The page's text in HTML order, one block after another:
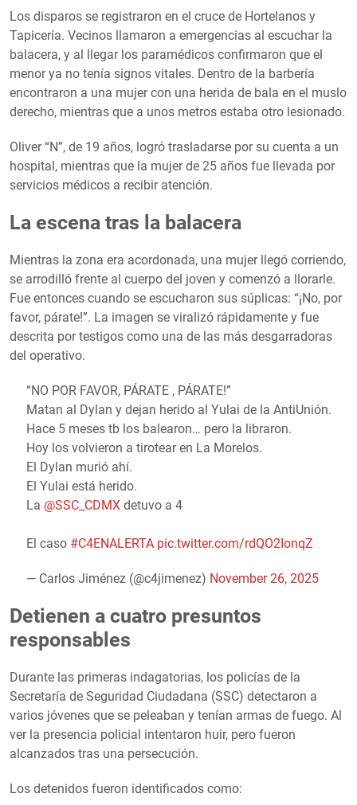
Los disparos se registraron en el cruce de Hortelanos y
Tapicería. Vecinos llamaron a emergencias al escuchar la
balacera, y al llegar los paramédicos confirmaron que el
menor ya no tenía signos vitales. Dentro de la barbería
encontraron a una mujer con una herida de bala en el muslo
derecho, mientras que a unos metros estaba otro lesionado.
Oliver “N”, de 19 años, logró trasladarse por su cuenta a un
hospital, mientras que la mujer de 25 años fue llevada por
servicios médicos a recibir atención.
La escena tras la balacera
Mientras la zona era acordonada, una mujer llegó corriendo,
se arrodilló frente al cuerpo del joven y comenzó a llorarle.
Fue entonces cuando se escucharon sus súplicas: “¡No, por
favor, párate!”. La imagen se viralizó rápidamente y fue
descrita por testigos como una de las más desgarradoras
del operativo.
“NO POR FAVOR, PÁRATE , PÁRATE!”
Matan al Dylan y dejan herido al Yulai de la AntiUnión.
Hace 5 meses tb los balearon… pero la libraron.
Hoy los volvieron a tirotear en La Morelos.
El Dylan murió ahí.
El Yulai está herido.
La @SSC_CDMXdetuvo a 4
El caso #C4ENALERTA pic.twitter.com/rdQO2IonqZ
— Carlos Jiménez (@c4jimenez) November 26, 2025
Detienen a cuatro presuntos
responsables
Durante las primeras indagatorias, los policías de la
Secretaría de Seguridad Ciudadana (SSC) detectaron a
varios jóvenes que se peleaban y tenían armas de fuego. Al
ver la presencia policial intentaron huir, pero fueron
alcanzados tras una persecución.
Los detenidos fueron identificados como: